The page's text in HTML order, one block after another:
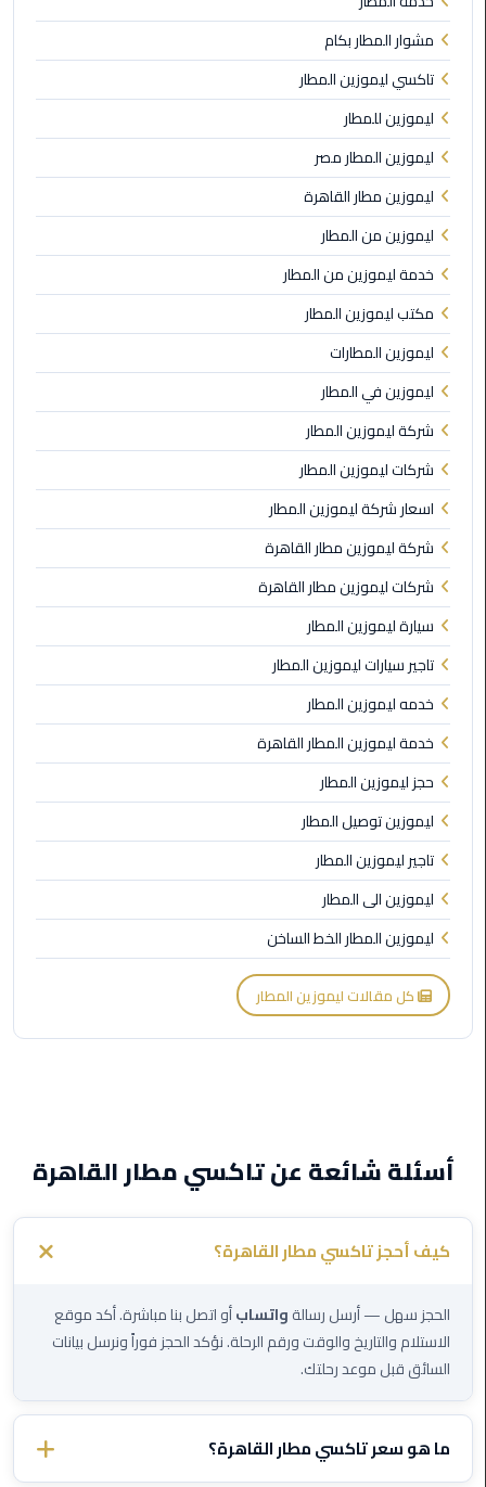
الاسكندرية
الى
مطار
القاهرة
ليموزين
الدقي
ليموزين
من
القاهرة
للاسكندرية
ليموزين
العجوزه
ليموزين
من
مطار
القاهرة
ليموزين
فيصل
ليموزين
من
مطار
برج
العرب
إلى
القاهرة
ليموزين
الهرم
ليموزين
من
مطار
برج
العرب
ليموزين
الفيوم
مطار
القاهرة
ليموزين
دهب
ليموزين
الاسكندرية
مشوار المطار بكام
تاكسي ليموزين المطار
ليموزين للمطار
ليموزين المطار مصر
ليموزين مطار القاهرة
ليموزين من المطار
خدمة ليموزين من المطار
مكتب ليموزين المطار
ليموزين المطارات
ليموزين في المطار
شركة ليموزين المطار
شركات ليموزين المطار
اسعار شركة ليموزين المطار
شركة ليموزين مطار القاهرة
شركات ليموزين مطار القاهرة
سيارة ليموزين المطار
تاجير سيارات ليموزين المطار
خدمه ليموزين المطار
خدمة ليموزين المطار القاهرة
حجز ليموزين المطار
ليموزين توصيل المطار
تاجير ليموزين المطار
ليموزين الى المطار
ليموزين المطار الخط الساخن
كل مقالات ليموزين المطار
أسئلة شائعة عن تاكسي مطار القاهرة
كيف أحجز تاكسي مطار القاهرة؟
الحجز سهل — أرسل رسالةواتسابأو اتصل بنا مباشرة. أكد موقع
الاستلام والتاريخ والوقت ورقم الرحلة. نؤكد الحجز فوراً ونرسل بيانات
السائق قبل موعد رحلتك.
ما هو سعر تاكسي مطار القاهرة؟